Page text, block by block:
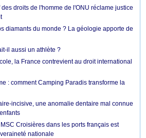
droits de l'homme de l'ONU réclame justice
diamants du monde ? La géologie apporte de
il aussi un athlète ?
la France contrevient au droit international
: comment Camping Paradis transforme la
incisive, une anomalie dentaire mal connue
Croisières dans les ports français est
nationale